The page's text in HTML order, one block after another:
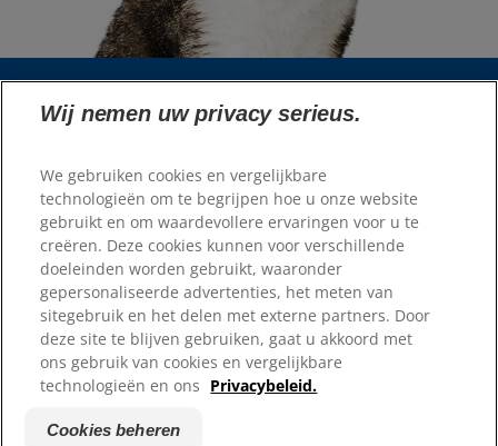
Bronnen
Neem contact met ons op
Sitemap
Waar te koop
Onze sites
Hill's Vet
Reddingscentrum partners
Wij nemen uw privacy serieus.
We gebruiken cookies en vergelijkbare
technologieën om te begrijpen hoe u onze website
gebruikt en om waardevollere ervaringen voor u te
creëren. Deze cookies kunnen voor verschillende
doeleinden worden gebruikt, waaronder
gepersonaliseerde advertenties, het meten van
sitegebruik en het delen met externe partners. Door
deze site te blijven gebruiken, gaat u akkoord met
ons gebruik van cookies en vergelijkbare
technologieën en ons Privacybeleid.
Cookies beheren